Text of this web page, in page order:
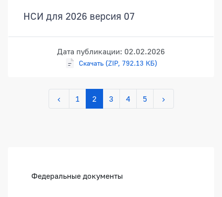
НСИ для 2026 версия 07
Дата публикации: 02.02.2026
Скачать (ZIP, 792.13 КБ)
1 2 3 4 5
Федеральные документы